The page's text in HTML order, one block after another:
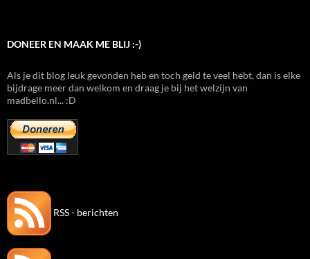
DONEER EN MAAK ME BLIJ :-)
Als je dit blog leuk gevonden heb en toch geld te veel hebt, dan is elke
bijdrage meer dan welkom en draag je bij het welzijn van
madbello.nl... :D
RSS - berichten